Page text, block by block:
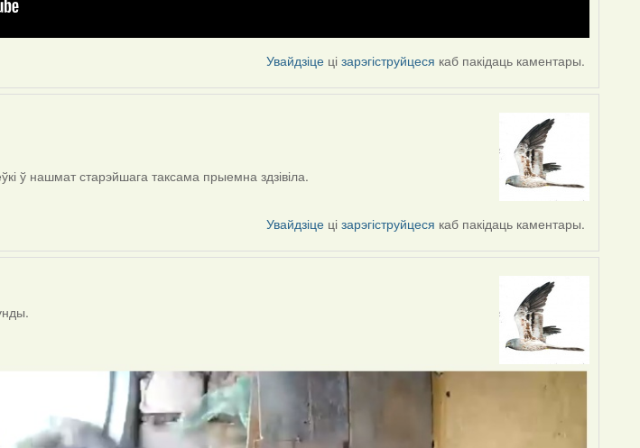
Увайдзіце цізарэгіструйцеся каб пакідаць каментары.
ў нашмат старэйшага таксама прыемна здзівіла.
Увайдзіце цізарэгіструйцеся каб пакідаць каментары.